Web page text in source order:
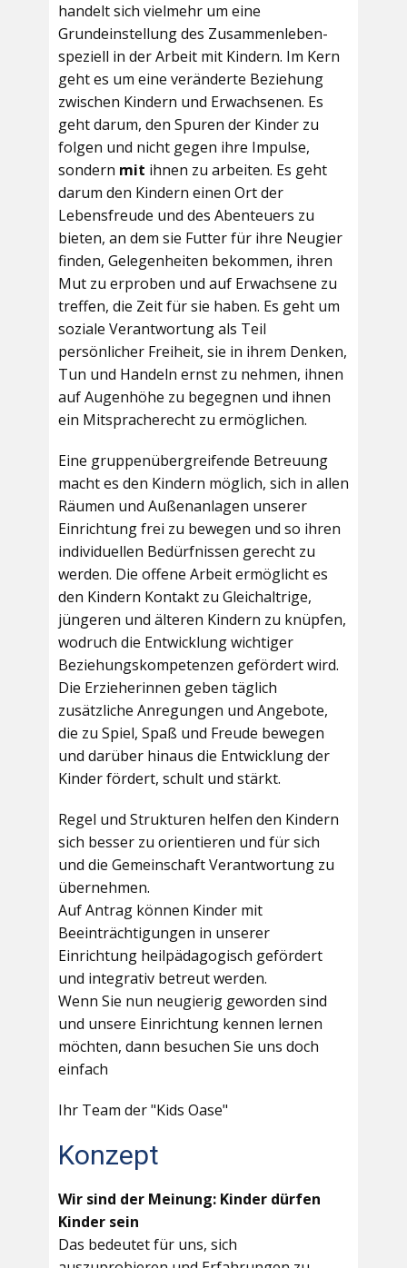
handelt sich vielmehr um eine
Grundeinstellung des Zusammenleben-
speziell in der Arbeit mit Kindern. Im Kern
geht es um eine veränderte Beziehung
zwischen Kindern und Erwachsenen. Es
geht darum, den Spuren der Kinder zu
folgen und nicht gegen ihre Impulse,
sondern mit ihnen zu arbeiten. Es geht
darum den Kindern einen Ort der
Lebensfreude und des Abenteuers zu
bieten, an dem sie Futter für ihre Neugier
finden, Gelegenheiten bekommen, ihren
Mut zu erproben und auf Erwachsene zu
treffen, die Zeit für sie haben. Es geht um
soziale Verantwortung als Teil
persönlicher Freiheit, sie in ihrem Denken,
Tun und Handeln ernst zu nehmen, ihnen
auf Augenhöhe zu begegnen und ihnen
ein Mitspracherecht zu ermöglichen.
Eine gruppenübergreifende Betreuung
macht es den Kindern möglich, sich in allen
Räumen und Außenanlagen unserer
Einrichtung frei zu bewegen und so ihren
individuellen Bedürfnissen gerecht zu
werden. Die offene Arbeit ermöglicht es
den Kindern Kontakt zu Gleichaltrige,
jüngeren und älteren Kindern zu knüpfen,
wodruch die Entwicklung wichtiger
Beziehungskompetenzen gefördert wird.
Die Erzieherinnen geben täglich
zusätzliche Anregungen und Angebote,
die zu Spiel, Spaß und Freude bewegen
und darüber hinaus die Entwicklung der
Kinder fördert, schult und stärkt.
Regel und Strukturen helfen den Kindern
sich besser zu orientieren und für sich
und die Gemeinschaft Verantwortung zu
übernehmen.
Auf Antrag können Kinder mit
Beeinträchtigungen in unserer
Einrichtung heilpädagogisch gefördert
und integrativ betreut werden.
Wenn Sie nun neugierig geworden sind
und unsere Einrichtung kennen lernen
möchten, dann besuchen Sie uns doch
einfach
Ihr Team der "Kids Oase"
Konzept
Wir sind der Meinung: Kinder dürfen
Kinder sein
Das bedeutet für uns, sich